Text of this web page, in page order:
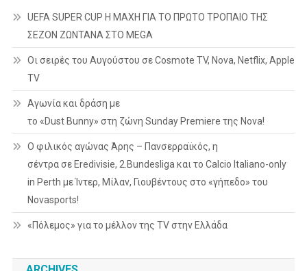
UEFA SUPER CUP Η ΜΑΧΗ ΓΙΑ ΤΟ ΠΡΩΤΟ ΤΡΟΠΑΙΟ ΤΗΣ
ΣΕΖΟΝ ΖΩΝΤΑΝΑ ΣΤΟ MEGA
Οι σειρές του Αυγούστου σε Cosmote TV, Nova, Netflix, Apple
TV
Αγωνία και δράση με
το «Dust Bunny» στη ζώνη Sunday Premiere της Nova!
Ο φιλικός αγώνας Άρης – Πανσερραϊκός, η
σέντρα σε Eredivisie, 2.Bundesliga και το Calcio Italiano-only
in Perth με Ίντερ, Μίλαν, Γιουβέντους στο «γήπεδο» του
Novasports!
«Πόλεμος» για το μέλλον της TV στην Ελλάδα